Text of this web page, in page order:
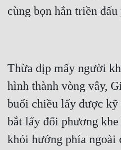
cùng bọn hắn triền
Thừa dịp mấy người
hình thành vòng vây,
buổi chiều lấy được kỹ
bắt lấy đối phương
khói hướng phía ngoài